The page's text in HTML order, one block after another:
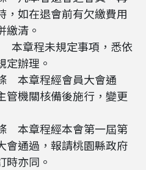
，如在退會前有欠繳費用
繳清。
章程未規定事項，悉依
定辦理。
本章程經會員大會通
管機關核備後施行，變更
本章程經本會第一屆第
會通過，報請桃園縣政府
時亦同。